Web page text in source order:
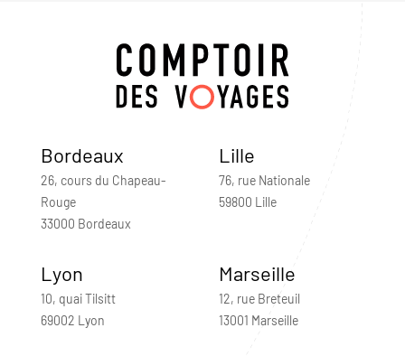
Bordeaux
26, cours du Chapeau-
Rouge
33000 Bordeaux
Lille
76, rue Nationale
59800 Lille
Lyon
10, quai Tilsitt
69002 Lyon
Marseille
12, rue Breteuil
13001 Marseille